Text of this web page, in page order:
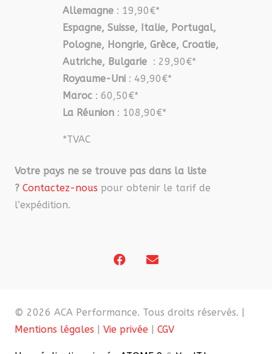
Allemagne : 19,90€*
Espagne, Suisse, Italie, Portugal,
Pologne, Hongrie, Grèce, Croatie,
Autriche, Bulgarie : 29,90€*
Royaume-Uni : 49,90€*
Maroc : 60,50€*
La Réunion : 108,90€*
*TVAC
Votre pays ne se trouve pas dans la liste
? Contactez-nous pour obtenir le tarif de
l’expédition.
© 2026 ACA Performance. Tous droits réservés. |
Mentions légales | Vie privée | CGV